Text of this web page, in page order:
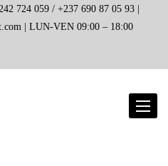
724 059 / +237 690 87 05 93 |
| LUN-VEN 09:00 – 18:00